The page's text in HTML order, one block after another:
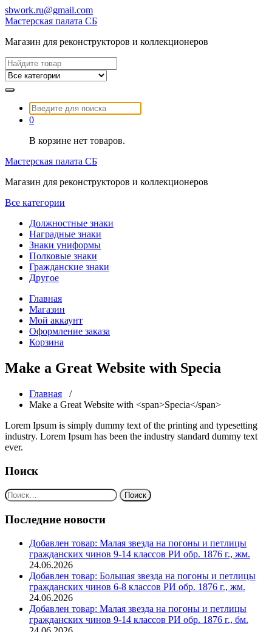
Перейти
к
sbwork.ru@gmail.com
Мастерская палата СБ
Магазин для реконструкторов и коллекционеров
Найти:
Найти:
0
В корзине нет товаров.
Мастерская палата СБ
Магазин для реконструкторов и коллекционеров
Все категории
Должностные знаки
Наградные знаки
Знаки униформы
Полковые знаки
Гражданские знаки
Другое
Главная
Магазин
Мой аккаунт
Оформление заказа
Корзина
Make a Great Website with Specia
Главная /
Make a Great Website with <span>Specia</span>
Lorem Ipsum is simply dummy text of the printing and typesetting
industry. Lorem Ipsum has been the industry standard dummy text
ever.
Поиск
Найти:
Последние новости
Добавлен товар: Малая звезда на погоны и петлицы
гражданских чинов 9-14 классов РИ обр. 1876 г., жм.
24.06.2026
Добавлен товар: Большая звезда на погоны и петлицы
гражданских чинов 6-8 классов РИ обр. 1876 г., жм.
24.06.2026
Добавлен товар: Малая звезда на погоны и петлицы
гражданских чинов 9-14 классов РИ обр. 1876 г., бм.